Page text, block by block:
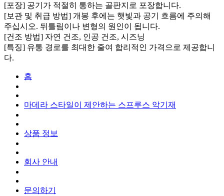
[포장] 공기가 적절히 통하는 골판지로 포장합니다.
[보관 및 취급 방법] 개봉 후에는 햇빛과 공기 흐름에 주의해
주십시오. 뒤틀림이나 변형의 원인이 됩니다.
[건조 방법] 자연 건조, 인공 건조, 시즈닝
[특징] 유통 경로를 최대한 줄여 합리적인 가격으로 제공합니
다.
홈
마데라 스타일이 제안하는 스프루스 악기재
상품 정보
회사 안내
문의하기